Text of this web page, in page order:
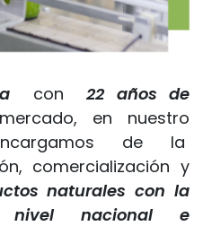
con
22 años de
en nuestro
de la
comercialización y
naturales con la
nacional e